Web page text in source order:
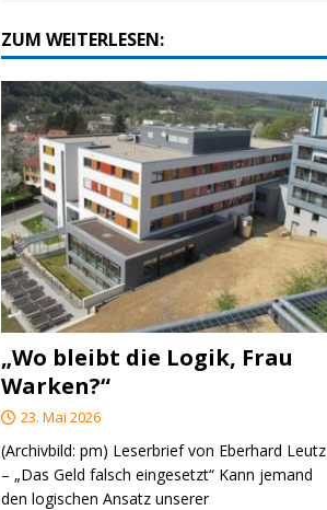
ZUM WEITERLESEN:
„Wo bleibt die Logik, Frau
Warken?“
23. Mai 2026
(Archivbild: pm) Leserbrief von Eberhard Leutz
– „Das Geld falsch eingesetzt“ Kann jemand
den logischen Ansatz unserer